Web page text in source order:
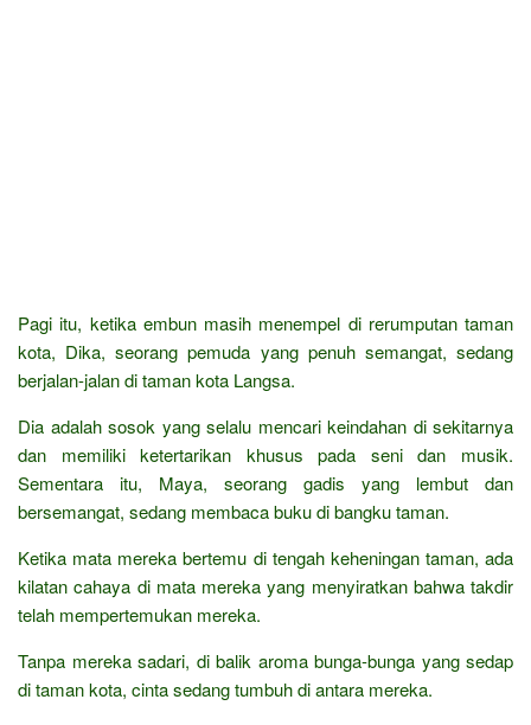
Pagi itu, ketika embun masih menempel di rerumputan taman
kota, Dika, seorang pemuda yang penuh semangat, sedang
berjalan-jalan di taman kota Langsa.
Dia adalah sosok yang selalu mencari keindahan di sekitarnya
dan memiliki ketertarikan khusus pada seni dan musik.
Sementara itu, Maya, seorang gadis yang lembut dan
bersemangat, sedang membaca buku di bangku taman.
Ketika mata mereka bertemu di tengah keheningan taman, ada
kilatan cahaya di mata mereka yang menyiratkan bahwa takdir
telah mempertemukan mereka.
Tanpa mereka sadari, di balik aroma bunga-bunga yang sedap
di taman kota, cinta sedang tumbuh di antara mereka.